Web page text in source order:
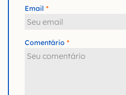
Email
Comentário